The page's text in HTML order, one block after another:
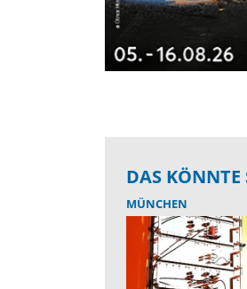
DAS KÖNNTE
MÜNCHEN